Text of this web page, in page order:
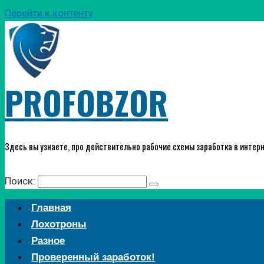
Перейти к контенту
PROFOBZOR
Здесь вы узнаете, про действительно рабочие схемы заработка в
Поиск:
Главная
Лохотроны
Разное
Проверенный заработок!